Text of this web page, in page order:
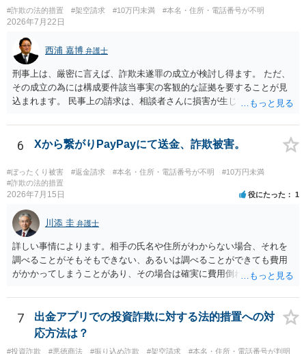
本的に贈与に該当する場合には返金請求ができません。 詐欺を含め、
当方に返金の理屈があるかどうかを確認していきます。 さらに、渡し
た金額について、裏付けがあるかどうかも精査します。 上記を経て、
身元の特定、返金の理屈があると判断できるのであれば、まずは交渉
からスタートすることになるでしょう。 ご理解のとおり、詐欺である
ことの立証は簡単ではありません。 刑事事件化が出来るのであれば、
返金交渉で有利になる可能性がありますが、民事上の詐欺の立証以上
に難しいところがあります。 こちらについては、一度、最寄りの警察
良いかと思います。
#詐欺の法的措置 #架空請求 #10万円未満 #本名・住所・電話番号が不明
2026年7月22日
西浦 嘉博 弁護士
刑事上は、厳密に言えば、詐欺未遂罪の成立が検討し得ます。 ただ、
その成立の為には構成要件該当事実の客観的な証拠を要することが見
込まれます。 民事上の請求は、相談者さんに損害が生じていない以
い場合、最寄りの法律事務所での相談を検討ください。 上記、ご参考
ください。
6 Xから繋がりPayPayにて送金、詐欺被害。
#ぼったくり被害 #返金請求 #本名・住所・電話番号が不明
#10万円未満
#詐欺の法的措置
2026年7月15日 役にたった 1
川添 圭 弁護士
詳しい事情によります。相手の氏名や住所がわからない場合、それを
調べることがそもそもできない、あるいは調べることができても費用
がかかってしまうことがあり、その場合は確実に費用倒れになりそう
7
出金アプリでの投資詐欺に対する法的措置への対
応方法は？
#投資詐欺 #悪徳商法 #振り込め詐欺 #架空請求
#本名・住所・電話番号が判明